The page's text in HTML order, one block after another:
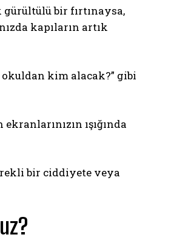
bir fırtınaysa,
kapıların artık
okuldan kim alacak?” gibi
ışığında
bir ciddiyete veya